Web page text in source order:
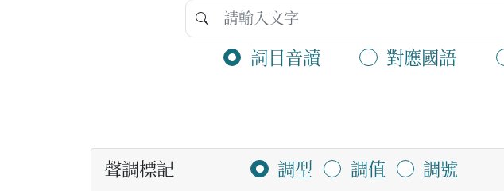
詞目音讀 對應國語
聲調標記 調型 調值 調號